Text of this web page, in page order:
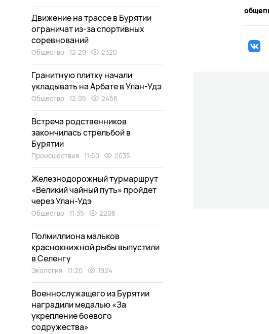
Движение на трассе в Бурятии
ограничат из-за спортивных
соревнований
Общество 12:20 2320
Гранитную плитку начали
укладывать на Арбате в Улан-Удэ
Общество 12:05 2456
Встреча родственников
закончилась стрельбой в
Бурятии
Происшествия 11:50 2035
Железнодорожный турмаршрут
«Великий чайный путь» пройдет
через Улан-Удэ
Общество 11:35 2206
Полмиллиона мальков
краснокнижной рыбы выпустили
в Селенгу
Экология 11:20 1924
Военнослужащего из Бурятии
наградили медалью «За
укрепление боевого
содружества»